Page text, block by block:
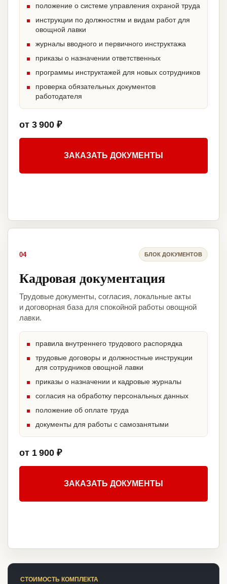
положение о системе управления охраной труда
инструкции по должностям и видам работ для
овощной лавки
журналы вводного и первичного инструктажа
приказы о назначении ответственных
программы инструктажей для новых сотрудников
проверка обязательных документов
работодателя
от 3 900 ₽
ЗАКАЗАТЬ ДОКУМЕНТЫ
04 БЛОК ДОКУМЕНТОВ
Кадровая документация
Трудовые документы, согласия, локальные акты
и договорная база для спокойной работы овощной
лавки.
правила внутреннего трудового распорядка
трудовые договоры и должностные инструкции
для сотрудников овощной лавки
приказы о назначении и кадровые журналы
согласия на обработку персональных данных
положение об оплате труда
документы для работы с самозанятыми
от 1 900 ₽
ЗАКАЗАТЬ ДОКУМЕНТЫ
СТОИМОСТЬ КОМПЛЕКТА